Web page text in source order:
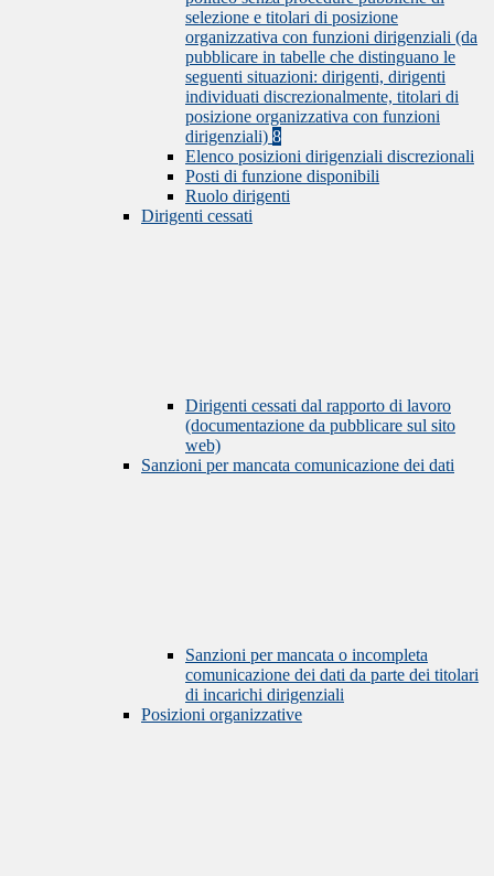
selezione e titolari di posizione
organizzativa con funzioni dirigenziali (da
pubblicare in tabelle che distinguano le
seguenti situazioni: dirigenti, dirigenti
individuati discrezionalmente, titolari di
posizione organizzativa con funzioni
dirigenziali) 8
Elenco posizioni dirigenziali discrezionali
Posti di funzione disponibili
Ruolo dirigenti
Dirigenti cessati
Dirigenti cessati dal rapporto di lavoro
(documentazione da pubblicare sul sito
web)
Sanzioni per mancata comunicazione dei dati
Sanzioni per mancata o incompleta
comunicazione dei dati da parte dei titolari
di incarichi dirigenziali
Posizioni organizzative